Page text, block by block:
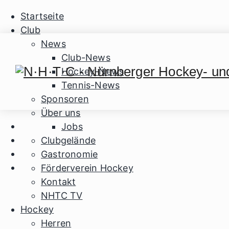
Startseite
Club
News
Club-News
Hockey-News
Tennis-News
Sponsoren
Über uns
Jobs
Clubgelände
Gastronomie
Förderverein Hockey
Kontakt
NHTC TV
Hockey
Herren